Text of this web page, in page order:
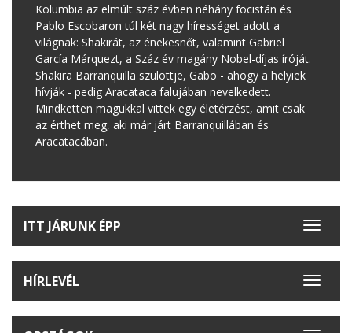
Kolumbia az elmúlt száz évben néhány focistán és
Pablo Escobaron túl két nagy hírességet adott a
világnak: Shakirát, az énekesnőt, valamint Gabriel
García Márquezt, a Száz év magány Nobel-díjas íróját.
Shakira Barranquilla szülöttje, Gabo - ahogy a helyiek
hívják - pedig Aracataca falujában nevelkedett.
Mindketten magukkal vittek egy életérzést, amit csak
az érthet meg, aki már járt Barranquillában és
Aracatacában.
Toggle
ITT JÁRUNK ÉPP
Toggle
HÍRLEVÉL